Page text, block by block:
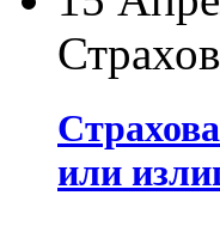
или